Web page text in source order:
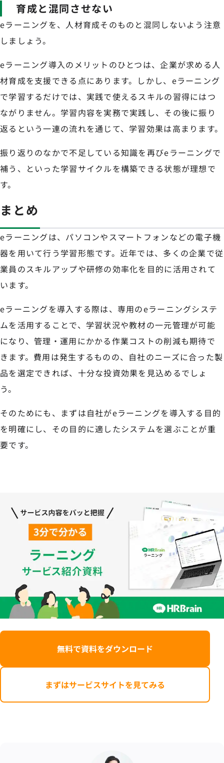
育成と混同させない
eラーニングを、人材育成そのものと混同しないよう注意
しましょう。
eラーニング導入のメリットのひとつは、企業が求める人
材育成を支援できる点にあります。しかし、eラーニング
で学習するだけでは、実践で使えるスキルの習得にはつ
ながりません。学習内容を実務で実践し、その後に振り
返るという一連の流れを通じて、学習効果は高まります。
振り返りのなかで不足している知識を再びeラーニングで
補う、といった学習サイクルを構築できる状態が理想で
す。
まとめ
eラーニングは、パソコンやスマートフォンなどの電子機
器を用いて行う学習形態です。近年では、多くの企業で従
業員のスキルアップや研修の効率化を目的に活用されて
います。
eラーニングを導入する際は、専用のeラーニングシステ
ムを活用することで、学習状況や教材の一元管理が可能
になり、管理・運用にかかる作業コストの削減も期待で
きます。費用は発生するものの、自社のニーズに合った製
品を選定できれば、十分な投資効果を見込めるでしょ
う。
そのためにも、まずは自社がeラーニングを導入する目的
を明確にし、その目的に適したシステムを選ぶことが重
要です。
無料で資料をダウンロード
まずはサービスサイトを見てみる